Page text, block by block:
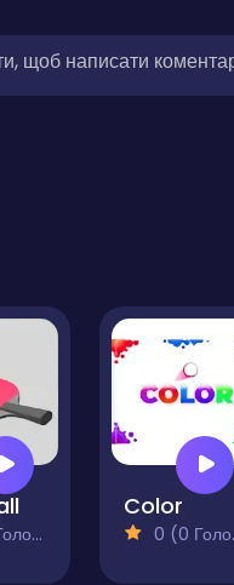
щоб написати
Color
0 (0 Голосів)